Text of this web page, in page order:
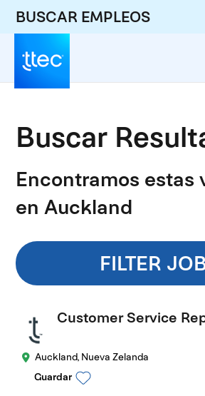
BUSCAR EMPLEOS
Buscar
Encontramos estas
en Auckland
FILTER
Customer Service
Auckland, Nueva Zelanda
Guardar